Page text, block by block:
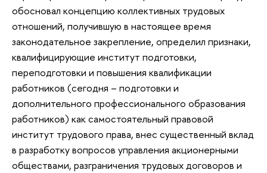
обосновал концепцию коллективных трудовых
отношений, получившую в настоящее время
законодательное закрепление, определил признаки,
квалифицирующие институт подготовки,
переподготовки и повышения квалификации
работников (сегодня – подготовки и
дополнительного профессионального образования
работников) как самостоятельный правовой
институт трудового права, внес существенный вклад
в разработку вопросов управления акционерными
обществами, разграничения трудовых договоров и